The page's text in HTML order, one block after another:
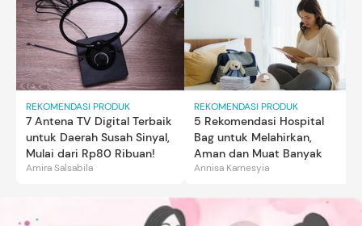
REKOMENDASI PRODUK
7 Antena TV Digital Terbaik
untuk Daerah Susah Sinyal,
Mulai dari Rp80 Ribuan!
Amira Salsabila
REKOMENDASI PRODUK
5 Rekomendasi Hospital
Bag untuk Melahirkan,
Aman dan Muat Banyak
Annisa Karnesyia